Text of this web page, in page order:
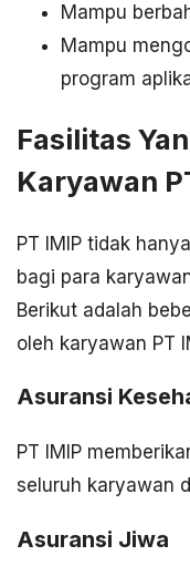
Mampu
Mampu
program
Fasilitas
Karyawan
PT IMIP tidak
bagi para
Berikut adalah
oleh karyawan PT
Asuransi
PT IMIP
seluruh karyawan
Asuransi Jiwa